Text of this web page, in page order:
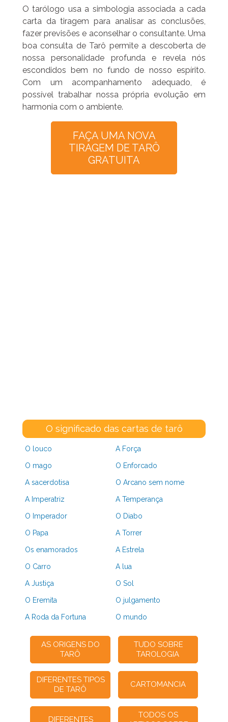
O tarólogo usa a simbologia associada a cada
carta da tiragem para analisar as conclusões,
fazer previsões e aconselhar o consultante. Uma
boa consulta de Tarô permite a descoberta de
nossa personalidade profunda e revela nós
escondidos bem no fundo de nosso espírito.
Com um acompanhamento adequado, é
possível trabalhar nossa própria evolução em
harmonia com o ambiente.
FAÇA UMA NOVA
TIRAGEM DE TARÔ
GRATUITA
O significado das cartas de tarô
O louco
O mago
A sacerdotisa
A Imperatriz
O Imperador
O Papa
Os enamorados
O Carro
A Justiça
O Eremita
A Roda da Fortuna
A Força
O Enforcado
O Arcano sem nome
A Temperança
O Diabo
A Torrer
A Estrela
A lua
O Sol
O julgamento
O mundo
AS ORIGENS DO
TARÔ
TUDO SOBRE
TAROLOGIA
DIFERENTES TIPOS
DE TARÔ
CARTOMANCIA
DIFERENTES
TODOS OS